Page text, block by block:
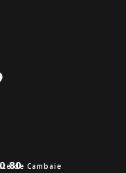
80de Cambaie